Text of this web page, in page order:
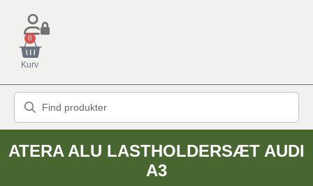
0
Kurv
ATERA ALU LASTHOLDERSÆT AUDI
A3